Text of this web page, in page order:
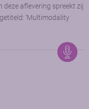
deze aflevering spreekt zij
‘Multimodality